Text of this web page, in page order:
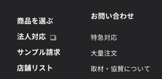
商品を選ぶ
法人対応
サンプル請求
店舗リスト
お問い合わせ
特急対応
大量注文
取材・協賛について